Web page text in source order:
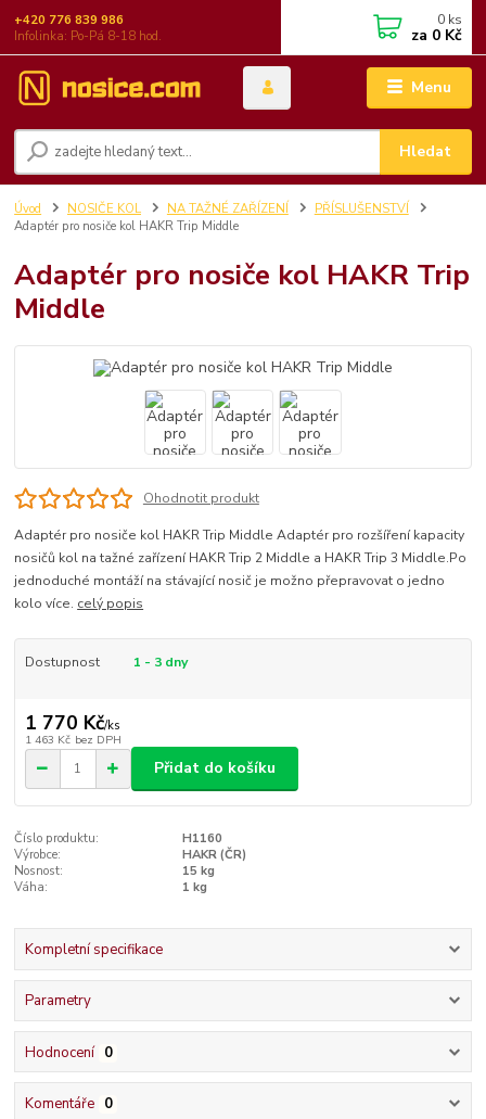
Menu
Hledat
+420 776 839 986
Infolinka: Po-Pá 8-18 hod.
0 ks
za 0 Kč
Úvod NOSIČE KOL NA TAŽNÉ ZAŘÍZENÍ
PŘÍSLUŠENSTVÍ
Adaptér pro nosiče kol HAKR Trip Middle
Adaptér pro nosiče kol HAKR Trip
Middle
Ohodnotit produkt
Adaptér pro nosiče kol HAKR Trip Middle Adaptér pro rozšíření kapacity
nosičů kol na tažné zařízení HAKR Trip 2 Middle a HAKR Trip 3 Middle.Po
jednoduché montáží na stávající nosič je možno přepravovat o jedno
kolo více. celý popis
Dostupnost 1 - 3 dny
1 770 Kč/ks
1 463 Kč bez DPH
Přidat do košíku
Číslo produktu:
H1160
Výrobce:
HAKR (ČR)
Nosnost:
15 kg
Váha:
1 kg
Kompletní specifikace
Parametry
Hodnocení 0
Komentáře 0